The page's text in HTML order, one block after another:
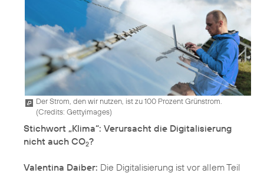
Der Strom, den wir nutzen, ist zu 100 Prozent Grünstrom.
(Credits: Gettyimages)
Stichwort „Klima“: Verursacht die Digitalisierung
nicht auch CO2?
Valentina Daiber: Die Digitalisierung ist vor allem Teil